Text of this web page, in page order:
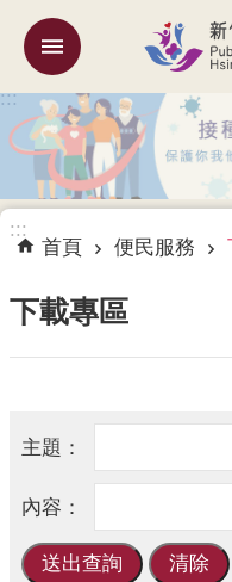
跳到主要內容區塊
機
關
簡
介
訊
公
告
專
區
專
業
人
:::
:::
首頁 便民服務
下載專區